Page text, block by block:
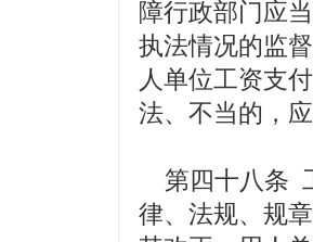
障行政部门应
执法情况的监
人单位工资支
法、不当的，
第四十八条
律、法规、规